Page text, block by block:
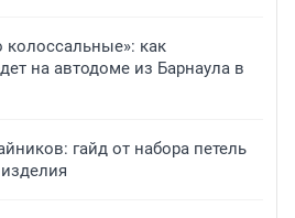
колоссальные»: как
на автодоме из Барнаула в
гайд от набора петель